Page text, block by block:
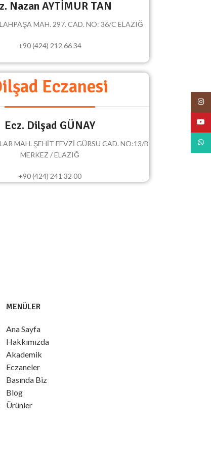
Nazan AYTİMUR TAN
MAH. 297. CAD. NO: 36/C ELAZIĞ
+90 (424) 212 66 34
Eczanesi
Ecz. Dilşad GÜNAY
MAH. ŞEHİT FEVZİ GÜRSU CAD. NO:13/B
MERKEZ / ELAZIĞ
+90 (424) 241 32 00
MENÜLER
Ana Sayfa
Hakkımızda
Akademik
Eczaneler
Basında Biz
Blog
Ürünler